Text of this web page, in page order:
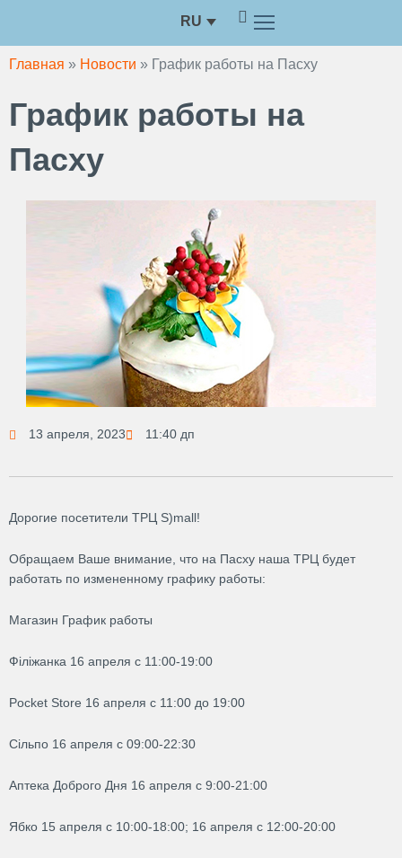
содержимому
RU
Главная » Новости » График работы на Пасху
График работы на
Пасху
13 апреля, 2023 11:40 дп
Дорогие посетители ТРЦ S)mall!
Обращаем Ваше внимание, что на Пасху наша ТРЦ будет
работать по измененному графику работы:
Магазин График работы
Філіжанка 16 апреля с 11:00-19:00
Pocket Store 16 апреля с 11:00 до 19:00
Сільпо 16 апреля с 09:00-22:30
Аптека Доброго Дня 16 апреля с 9:00-21:00
Ябко 15 апреля с 10:00-18:00; 16 апреля с 12:00-20:00